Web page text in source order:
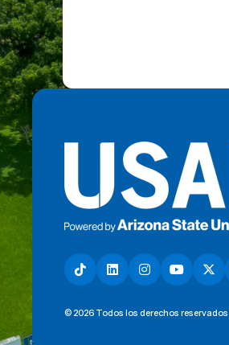
© 2026 Todos los derechos reservados